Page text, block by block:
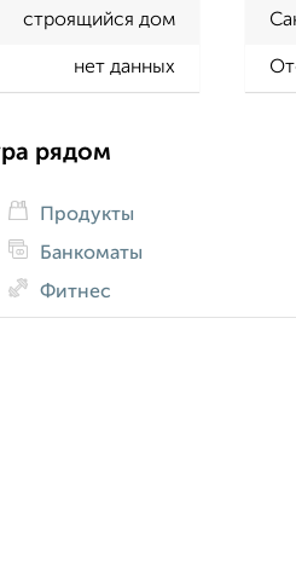
строящийся дом
нет данных
рядом
Продукты
Банкоматы
Фитнес